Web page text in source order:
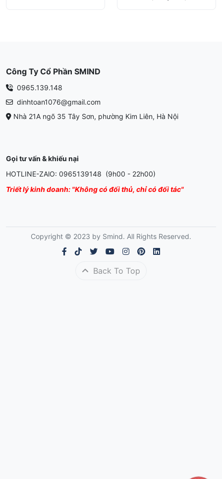
Công Ty Cổ Phần SMIND
0965.139.148
dinhtoan1076@gmail.com
Nhà 21A ngõ 35 Tây Sơn, phường Kim Liên, Hà Nội
Gọi tư vấn & khiếu nại
HOTLINE-ZAlO: 0965139148 (9h00 - 22h00)
Triết lý kinh doanh: "Không có đối thủ, chỉ có đối tác"
Copyright © 2023 by Smind. All Rights Reserved.
Back To Top